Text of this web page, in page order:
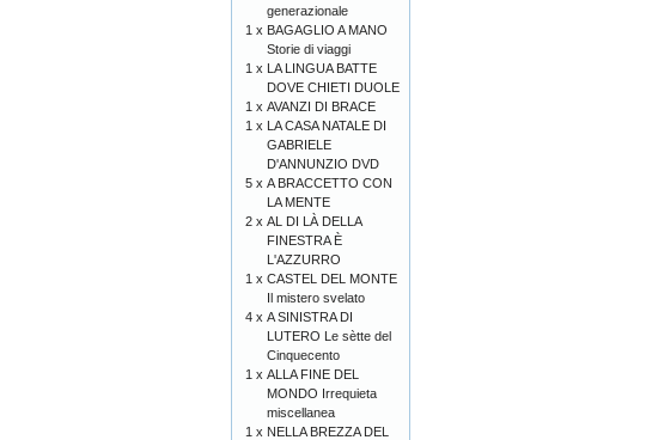
generazionale
1 x BAGAGLIO A MANO
Storie di viaggi
1 x LA LINGUA BATTE
DOVE CHIETI DUOLE
1 x AVANZI DI BRACE
1 x LA CASA NATALE DI
GABRIELE
D'ANNUNZIO DVD
5 x A BRACCETTO CON
LA MENTE
2 x AL DI LÀ DELLA
FINESTRA È
L'AZZURRO
1 x CASTEL DEL MONTE
Il mistero svelato
4 x A SINISTRA DI
LUTERO Le sètte del
Cinquecento
1 x ALLA FINE DEL
MONDO Irrequieta
miscellanea
1 x NELLA BREZZA DEL